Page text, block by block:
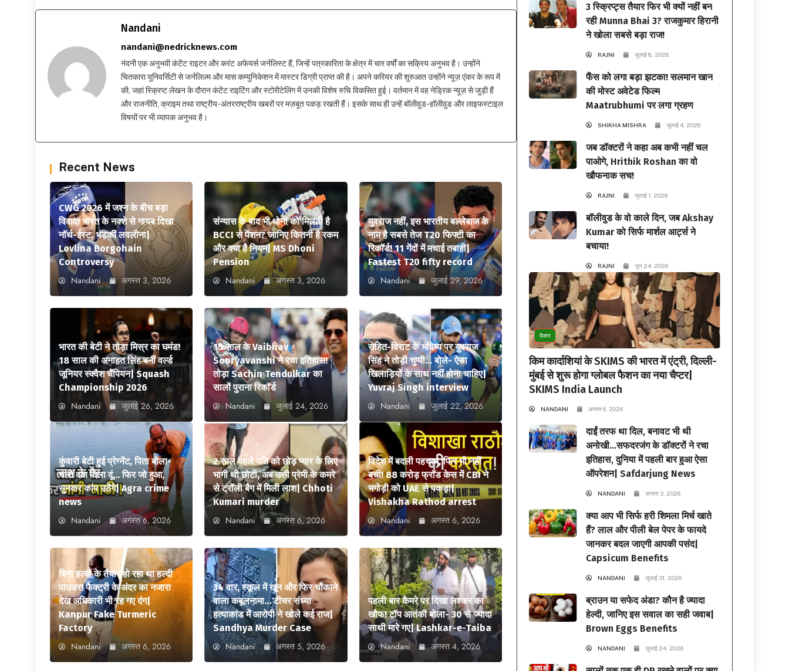
Nandani
nandani@nedricknews.com
नंदनी एक अनुभवी कंटेंट राइटर और करंट अफेयर्स जर्नलिस्ट हैं, जिन्हें पत्रकारिता के क्षेत्र में चार वर्षों का सक्रिय अनुभव है। उन्होंने
चितकारा यूनिवर्सिटी से जर्नलिज़्म और मास कम्युनिकेशन में मास्टर डिग्री प्राप्त की है। अपने करियर की शुरुआत उन्होंने न्यूज़ एंकर के रूप में
की, जहां स्क्रिप्ट लेखन के दौरान कंटेंट राइटिंग और स्टोरीटेलिंग में उनकी विशेष रुचि विकसित हुई। वर्तमान में वह नेड्रिक न्यूज़ से जुड़ी हैं
और राजनीति, क्राइम तथा राष्ट्रीय-अंतरराष्ट्रीय खबरों पर मज़बूत पकड़ रखती हैं। इसके साथ ही उन्हें बॉलीवुड-हॉलीवुड और लाइफस्टाइल
विषयों पर भी व्यापक अनुभव है।
Recent News
CWG 2026 में जश्न के बीच बड़ा
विवाद! भारत के नक्शे से गायब दिखा
नॉर्थ-ईस्ट, भड़कीं लवलीना|
Lovlina Borgohain
Controversy
Nandani अगस्त 3, 2026
संन्यास के बाद भी धोनी को मिलती है
BCCI से पेंशन? जानिए कितनी है रकम
और क्या है नियम| MS Dhoni
Pension
Nandani अगस्त 3, 2026
युवराज नहीं, इस भारतीय बल्लेबाज के
नाम है सबसे तेज T20 फिफ्टी का
रिकॉर्ड! 11 गेंदों में मचाई तबाही|
Fastest T20 fifty record
Nandani जुलाई 29, 2026
भारत की बेटी ने तोड़ा मिस्र का घमंड!
18 साल की अनाहत सिंह बनीं वर्ल्ड
जूनियर स्क्वैश चैंपियन| Squash
Championship 2026
Nandani जुलाई 26, 2026
15 साल के Vaibhav
Sooryavanshi ने रचा इतिहास!
तोड़ा Sachin Tendulkar का
सालों पुराना रिकॉर्ड
Nandani जुलाई 24, 2026
रोहित-विराट के भविष्य पर युवराज
सिंह ने तोड़ी चुप्पी… बोले- ऐसा
खिलाड़ियों के साथ नहीं होना चाहिए|
Yuvraj Singh interview
Nandani जुलाई 22, 2026
कुंवारी बेटी हुई प्रेग्नेंट, पिता बोला-
चलो दवा दिला दूं… फिर जो हुआ,
सुनकर कांप उठेंगे| Agra crime
news
Nandani अगस्त 6, 2026
2 साल पहले पति को छोड़ प्यार के लिए
भागी थी छोटी, अब उसी प्रेमी के कमरे
से ट्रॉली बैग में मिली लाश| Chhoti
Kumari murder
Nandani अगस्त 6, 2026
विदेश में बदली पहचान, फिर भी नहीं
बची! 88 करोड़ फ्रॉड केस में CBI ने
भगोड़ी को UAE से पकड़ा|
Vishakha Rathod arrest
Nandani अगस्त 6, 2026
बिना हल्दी के तैयार हो रहा था हल्दी
पाउडर! फैक्ट्री के अंदर का नजारा
देख अधिकारी भी रह गए दंग|
Kanpur Fake Turmeric
Factory
Nandani अगस्त 6, 2026
34 वार, स्कूल में खून और फिर चौंकाने
वाला कबूलनामा… टीचर संध्या
हत्याकांड में आरोपी ने खोले कई राज|
Sandhya Murder Case
Nandani अगस्त 5, 2026
पहली बार कैमरे पर दिखा लश्कर का
खौफ! टॉप आतंकी बोला- 30 से ज्यादा
साथी मारे गए| Lashkar-e-Taiba
Nandani अगस्त 4, 2026
3 स्क्रिप्ट्स तैयार फिर भी क्यों नहीं बन
रही Munna Bhai 3? राजकुमार हिरानी
ने खोला सबसे बड़ा राज!
RAJNI जुलाई 8, 2026
फैंस को लगा बड़ा झटका! सलमान खान
की मोस्ट अवेटेड फिल्म
Maatrubhumi पर लगा ग्रहण
SHIKHA MISHRA जुलाई 4, 2026
जब डॉक्टरों ने कहा अब कभी नहीं चल
पाओगे, Hrithik Roshan का वो
खौफनाक सच!
RAJNI जुलाई 1, 2026
बॉलीवुड के वो काले दिन, जब Akshay
Kumar को सिर्फ मार्शल आर्ट्स ने
बचाया!
RAJNI जून 24, 2026
फैशन
किम कार्दाशियां के SKIMS की भारत में एंट्री, दिल्ली-
मुंबई से शुरू होगा ग्लोबल फैशन का नया चैप्टर|
SKIMS India Launch
NANDANI अगस्त 6, 2026
दाईं तरफ था दिल, बनावट भी थी
अनोखी…सफदरजंग के डॉक्टरों ने रचा
इतिहास, दुनिया में पहली बार हुआ ऐसा
ऑपरेशन| Safdarjung News
NANDANI अगस्त 3, 2026
क्या आप भी सिर्फ हरी शिमला मिर्च खाते
हैं? लाल और पीली बेल पेपर के फायदे
जानकर बदल जाएगी आपकी पसंद|
Capsicum Benefits
NANDANI जुलाई 31, 2026
ब्राउन या सफेद अंडा? कौन है ज्यादा
हेल्दी, जानिए इस सवाल का सही जवाब|
Brown Eggs Benefits
NANDANI जुलाई 24, 2026